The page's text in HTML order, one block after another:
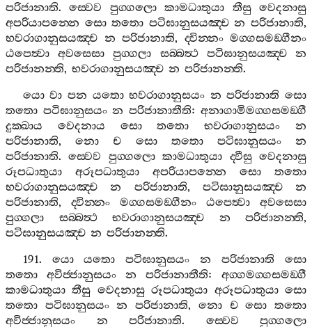
පරිජානාති.ස‍්වෙව පුග‍්ගලො කාමධාතුයා තීසු
වෙදනාසු
අපරියාපන‍්නෙ සො තතො පටිඝානුසයඤ‍්ච න පරිජානාති,
භවරාගානුසයඤ‍්ච න පරිජානාති, ද‍්වින‍්නං මග‍්ගසමඞ‍්ගීනං
ඨපෙත්‍වා
අවසෙසා පුග‍්ගලා සබ‍්බත්‍ථ පටිඝානුසයඤ‍්ච
න
පරිජානන‍්ති, භවරාගානුසයඤ‍්ච න පරිජානන‍්ති.
යො වා පන යතො භවරාගානුසයං න පරිජානාති සො
තතො පටිඝානුසයං න පරිජානාතීති: අනාගාමිමග‍්ගසමඞ‍්ගී
දුක‍්ඛාය
වෙදනාය සො තතො භවරාගානුසයං
න
පරිජානාති,නො ච සො තතො පටිඝානුසයං
න
පරිජානාති.ස‍්වෙව පුග‍්ගලො කාමධාතුයා ද‍්වීසු වෙදනාසු
රූපධාතුයා
අරූපධාතුයා අපරියාපන‍්නෙ සො
තතො
භවරාගානුසයඤ‍්ච
න පරිජානාති, පටිඝානුසයඤ‍්ච
න
පරිජානාති, ද‍්වින‍්නං මග‍්ගසමඞ‍්ගීනං ඨපෙත්‍වා
අවසෙසා
පුග‍්ගලා
සබ‍්බත්‍ථ භවරාගානුසයඤ‍්ච න පරිජානන‍්ති,
පටිඝානුසයඤ‍්ච න පරිජානන‍්ති.
191. යො යතො පටිඝානුසයං න පරිජානාති
සො
තතො
අවිජ‍්ජානුසයං න පරිජානාතීති: අග‍්ගමග‍්ගසමඞ‍්ගී
කාමධාතුයා තීසු වෙදනාසු රූපධාතුයා අරූපධාතුයා සො
තතො පටිඝානුසයං න පරිජානාති, නො ච සො තතො
අවිජ‍්ජානුසයං
න පරිජානාති. ස‍්වෙව පුග‍්ගලො